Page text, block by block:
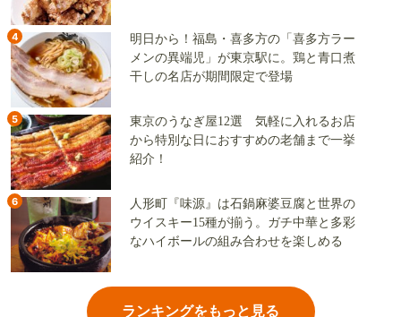
4
明日から！福島・喜多方の「喜多方ラー
メンの異端児」が東京駅に。鶏と青口煮
干しの名店が期間限定で登場
5
東京のうなぎ屋12選 気軽に入れるお店
から特別な日におすすめの老舗まで一挙
紹介！
6
人形町『味源』は石鍋麻婆豆腐と世界の
ウイスキー15種が揃う。ガチ中華と多彩
なハイボールの組み合わせを楽しめる
ランキングをもっと見る